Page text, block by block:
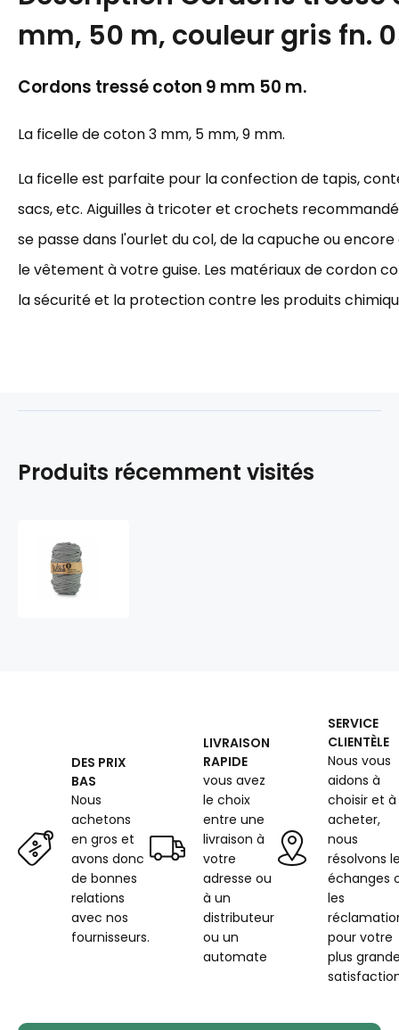
mm, 50 m, couleur gris fn.
Cordons tressé coton 9 mm 50 m.
La ficelle de coton 3 mm, 5 mm, 9 mm.
La ficelle est parfaite pour la confection de tapis,
sacs, etc. Aiguilles à tricoter et crochets
se passe dans l'ourlet du col, de la capuche ou
le vêtement à votre guise. Les matériaux de cordon
la sécurité et la protection contre les produits
Produits récemment visités
DES PRIX
BAS
Nous
achetons
en gros et
avons donc
de bonnes
relations
avec nos
fournisseurs.
LIVRAISON
RAPIDE
vous avez
le choix
entre une
livraison à
votre
adresse ou
à un
distributeur
ou un
automate
SERVICE
CLIENTÈLE
Nous vous
aidons à
choisir et à
acheter,
nous
résolvons
échanges
les
pour votre
plus